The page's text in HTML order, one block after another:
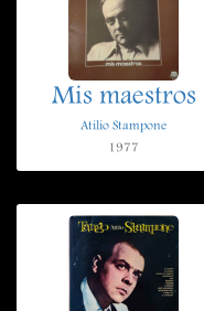
Mis maestros
Atilio Stampone
1977